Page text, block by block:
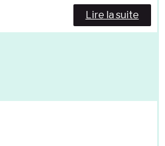
Lire la suite